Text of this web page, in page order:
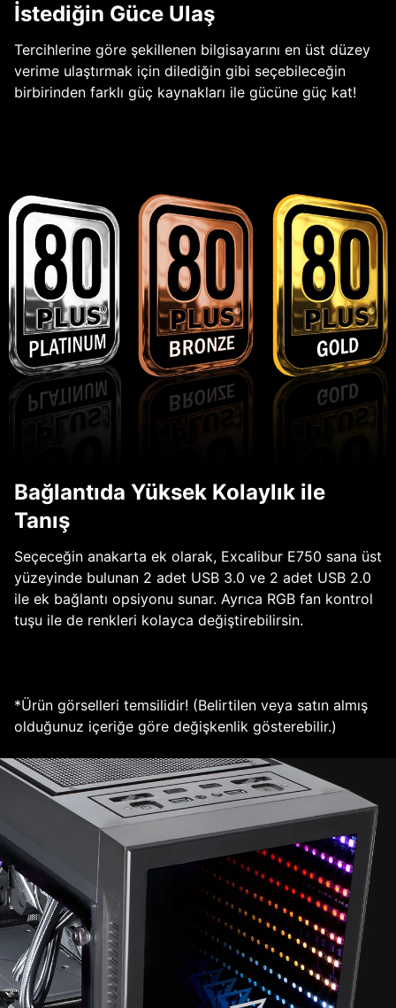
İstediğin Güce Ulaş
Tercihlerine göre şekillenen bilgisayarını en üst düzey
verime ulaştırmak için dilediğin gibi seçebileceğin
birbirinden farklı güç kaynakları ile gücüne güç kat!
Bağlantıda Yüksek Kolaylık ile
Tanış
Seçeceğin anakarta ek olarak, Excalibur E750 sana üst
yüzeyinde bulunan 2 adet USB 3.0 ve 2 adet USB 2.0
ile ek bağlantı opsiyonu sunar. Ayrıca RGB fan kontrol
tuşu ile de renkleri kolayca değiştirebilirsin.
*Ürün görselleri temsilidir! (Belirtilen veya satın almış
olduğunuz içeriğe göre değişkenlik gösterebilir.)